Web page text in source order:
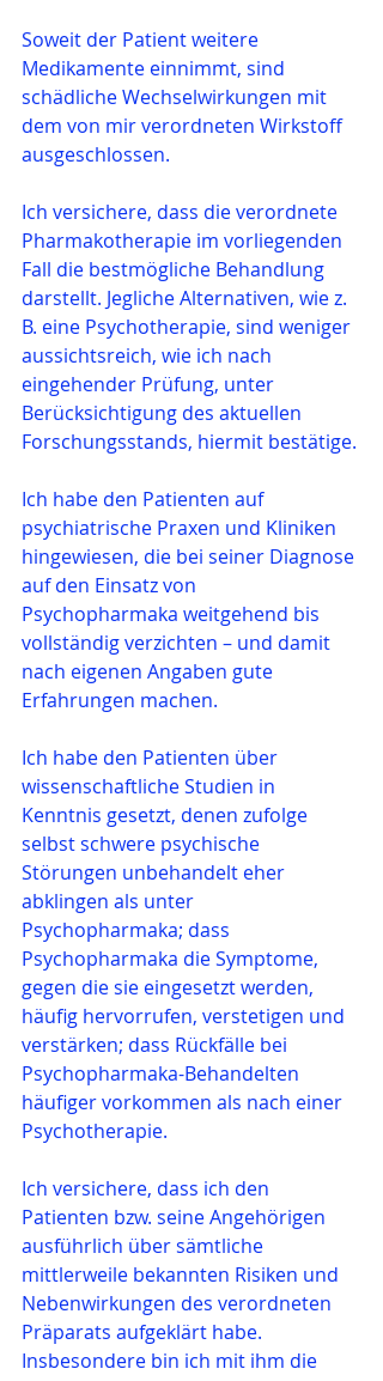
Soweit der Patient weitere
Medikamente einnimmt, sind
schädliche Wechselwirkungen mit
dem von mir verordneten Wirkstoff
ausgeschlossen.
Ich versichere, dass die verordnete
Pharmakotherapie im vorliegenden
Fall die bestmögliche Behandlung
darstellt. Jegliche Alternativen, wie z.
B. eine Psychotherapie, sind weniger
aussichtsreich, wie ich nach
eingehender Prüfung, unter
Berücksichtigung des aktuellen
Forschungsstands, hiermit bestätige.
Ich habe den Patienten auf
psychiatrische Praxen und Kliniken
hingewiesen, die bei seiner Diagnose
auf den Einsatz von
Psychopharmaka weitgehend bis
vollständig verzichten – und damit
nach eigenen Angaben gute
Erfahrungen machen.
Ich habe den Patienten über
wissenschaftliche Studien in
Kenntnis gesetzt, denen zufolge
selbst schwere psychische
Störungen unbehandelt eher
abklingen als unter
Psychopharmaka; dass
Psychopharmaka die Symptome,
gegen die sie eingesetzt werden,
häufig hervorrufen, verstetigen und
verstärken; dass Rückfälle bei
Psychopharmaka-Behandelten
häufiger vor­kommen als nach einer
Psychotherapie.
Ich versichere, dass ich den
Patienten bzw. seine Angehörigen
ausführlich über sämtliche
mittlerweile bekannten Risiken und
Nebenwirkungen des verordneten
Präparats aufgeklärt habe.
Insbesondere bin ich mit ihm die